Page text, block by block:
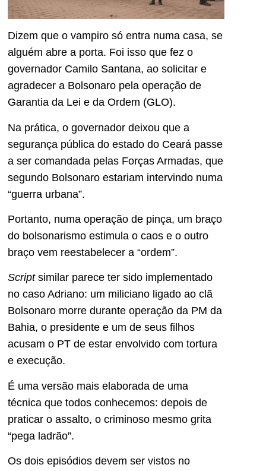
Dizem que o vampiro só entra numa casa, se
alguém abre a porta. Foi isso que fez o
governador Camilo Santana, ao solicitar e
agradecer a Bolsonaro pela operação de
Garantia da Lei e da Ordem (GLO).
Na prática, o governador deixou que a
segurança pública do estado do Ceará passe
a ser comandada pelas Forças Armadas, que
segundo Bolsonaro estariam intervindo numa
“guerra urbana”.
Portanto, numa operação de pinça, um braço
do bolsonarismo estimula o caos e o outro
braço vem reestabelecer a “ordem”.
Scriptsimilar parece ter sido implementado
no caso Adriano: um miliciano ligado ao clã
Bolsonaro morre durante operação da PM da
Bahia, o presidente e um de seus filhos
acusam o PT de estar envolvido com tortura
e execução.
É uma versão mais elaborada de uma
técnica que todos conhecemos: depois de
praticar o assalto, o criminoso mesmo grita
“pega ladrão”.
Os dois episódios devem ser vistos no